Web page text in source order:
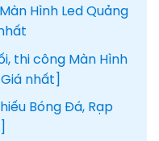
Hình Led Quảng
thi công Màn Hình
nhất]
Bóng Đá, Rạp